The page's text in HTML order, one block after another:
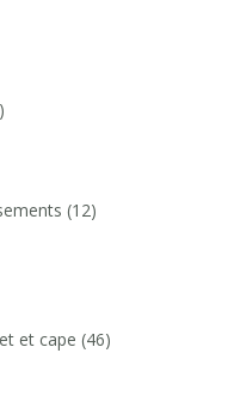
(12)
et cape (46)